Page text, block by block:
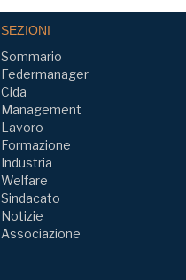
SEZIONI
Sommario
Federmanager
Cida
Management
Lavoro
Formazione
Industria
Welfare
Sindacato
Notizie
Associazione